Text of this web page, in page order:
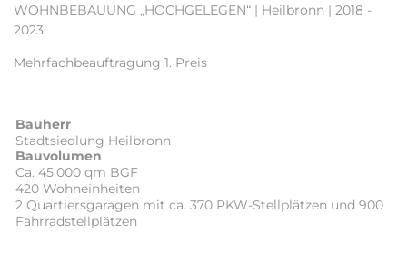
WOHNBEBAUUNG „HOCHGELEGEN“ | Heilbronn | 2018 -
2023
Mehrfachbeauftragung 1. Preis
Bauherr
Stadtsiedlung Heilbronn
Bauvolumen
Ca. 45.000 qm BGF
420 Wohneinheiten
2 Quartiersgaragen mit ca. 370 PKW-Stellplätzen und 900
Fahrradstellplätzen